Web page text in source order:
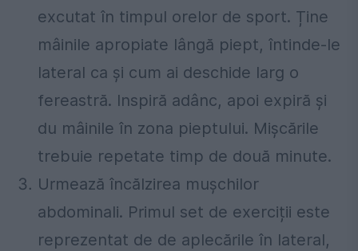
excutat în timpul orelor de sport. Ține
mâinile apropiate lângă piept, întinde-le
lateral ca și cum ai deschide larg o
fereastră. Inspiră adânc, apoi expiră și
du mâinile în zona pieptului. Mișcările
trebuie repetate timp de două minute.
Urmează încălzirea mușchilor
abdominali. Primul set de exerciții este
reprezentat de de aplecările în lateral,